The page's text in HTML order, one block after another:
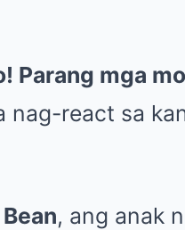
Parang mga
nag-react sa
, ang anak